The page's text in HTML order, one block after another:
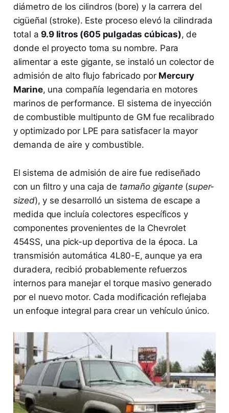
diámetro de los cilindros (bore) y la carrera del
cigüeñal (stroke). Este proceso elevó la cilindrada
total a 9.9 litros (605 pulgadas cúbicas), de
donde el proyecto toma su nombre. Para
alimentar a este gigante, se instaló un colector de
admisión de alto flujo fabricado por Mercury
Marine, una compañía legendaria en motores
marinos de performance. El sistema de inyección
de combustible multipunto de GM fue recalibrado
y optimizado por LPE para satisfacer la mayor
demanda de aire y combustible.
El sistema de admisión de aire fue rediseñado
con un filtro y una caja de tamaño gigante (super-
sized), y se desarrolló un sistema de escape a
medida que incluía colectores específicos y
componentes provenientes de la Chevrolet
454SS, una pick-up deportiva de la época. La
transmisión automática 4L80-E, aunque ya era
duradera, recibió probablemente refuerzos
internos para manejar el torque masivo generado
por el nuevo motor. Cada modificación reflejaba
un enfoque integral para crear un vehículo único.